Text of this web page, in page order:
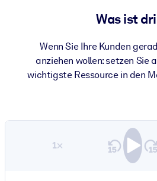
Ihrer KI-Systeme zu optimieren.
Was ist
Wenn Sie Ihre Kunden
anziehen wollen: setzen Sie
wichtigste Ressource in den
1×